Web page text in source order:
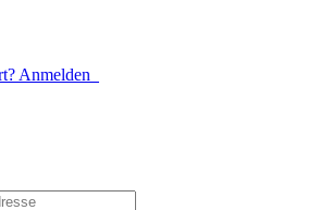
Anmelden